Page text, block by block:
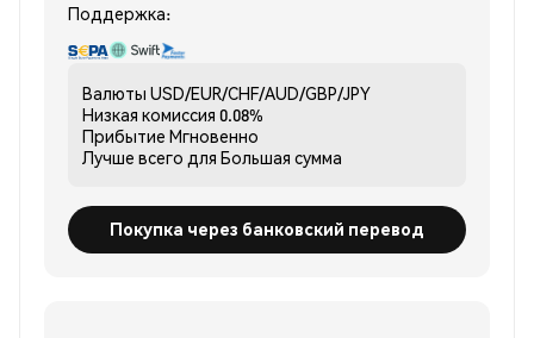
Поддержка:
Валюты USD/EUR/CHF/AUD/GBP/JPY
Низкая комиссия 0.08%
Прибытие Мгновенно
Лучше всего для Большая сумма
Покупка через банковский перевод